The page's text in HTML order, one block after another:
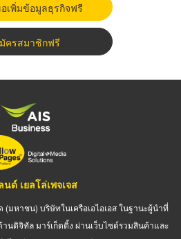
เพิ่มข้อมูลธุรกิจฟรี
ครสมาชิกฟรี
นด์ เยลโล่เพจเจส
(มหาชน) บริษัทในเครือเอไอเอส ในฐานะผู้นำที่
ดิจิทัล มาร์เก็ตติ้ง ผ่านเว็บไซต์รวมสินค้าและ